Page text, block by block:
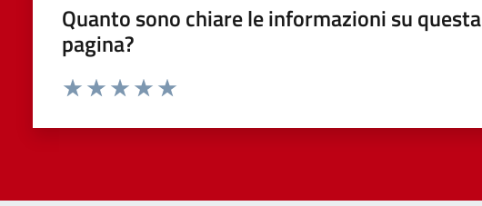
Quanto sono chiare le informazioni su questa
pagina?